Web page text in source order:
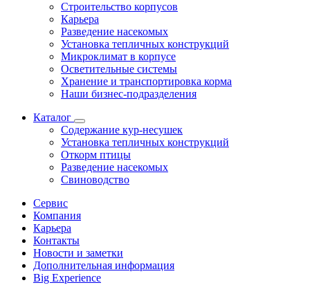
Строительство корпусов
Карьера
Разведение насекомых
Установка тепличных конструкций
Микроклимат в корпусе
Осветительные системы
Хранение и транспортировка корма
Наши бизнес-подразделения
Каталог
Содержание кур-несушек
Установка тепличных конструкций
Откорм птицы
Разведение насекомых
Свиноводство
Сервис
Компания
Карьера
Контакты
Новости и заметки
Дополнительная информация
Big Experience